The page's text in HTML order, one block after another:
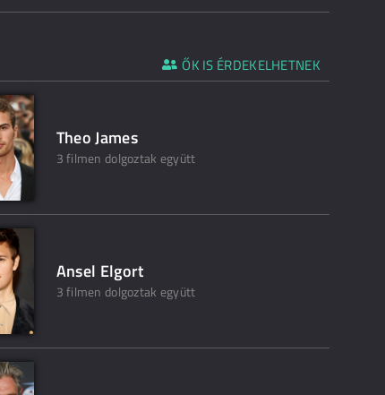
ŐK IS ÉRDEKELHETNEK
Theo James
3 filmen dolgoztak együtt
Ansel Elgort
3 filmen dolgoztak együtt